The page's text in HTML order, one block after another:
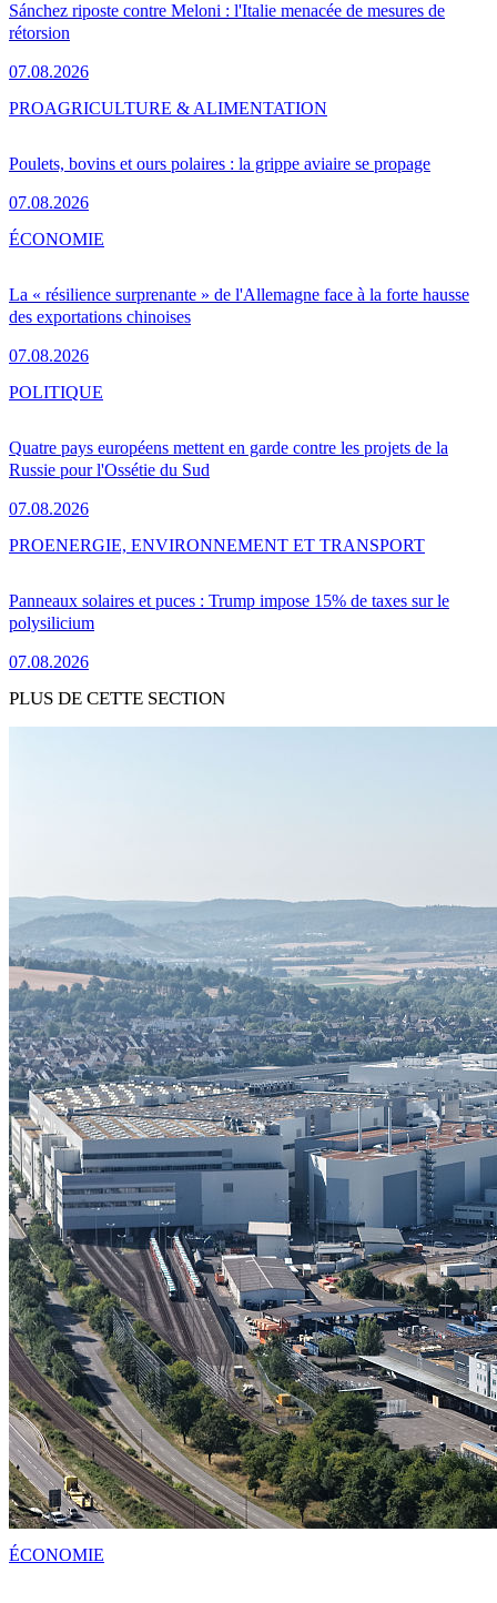
Sánchez riposte contre Meloni : l'Italie menacée de mesures de
rétorsion
07.08.2026
Poulets, bovins et ours polaires : la grippe aviaire se propage
07.08.2026
PROAGRICULTURE & ALIMENTATION
La « résilience surprenante » de l'Allemagne face à la forte hausse
des exportations chinoises
07.08.2026
ÉCONOMIE
Quatre pays européens mettent en garde contre les projets de la
Russie pour l'Ossétie du Sud
07.08.2026
POLITIQUE
Panneaux solaires et puces : Trump impose 15% de taxes sur le
polysilicium
07.08.2026
PROENERGIE, ENVIRONNEMENT ET TRANSPORT
PLUS DE CETTE SECTION
ÉCONOMIE